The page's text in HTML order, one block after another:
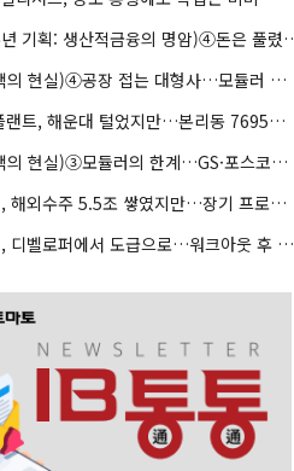
(창간7주년 기획: 생산적
(공장주택의 현실)④공장 접는 대형사…모듈러 주도권 전문기업으로
SK에코플랜트, 해운대 털었지만…본리동 7695억 PF 남았다
(공장주택의 현실)③모듈러의 한계…GS·포스코도 전략 수정
대우건설, 해외수주 5.5조 쌓였지만…장기 프로젝트 관리가 변수
태영건설, 디벨로퍼에서 도급으로…워크아웃 후 체질전환